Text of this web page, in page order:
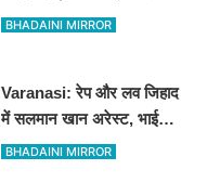
बैठी महिला को झांसा देकर 5
BHADAINI MIRROR
Varanasi: रेप और लव जिहाद
में सलमान खान अरेस्ट, भाई
शाहरुख खान की तलाश
BHADAINI MIRROR